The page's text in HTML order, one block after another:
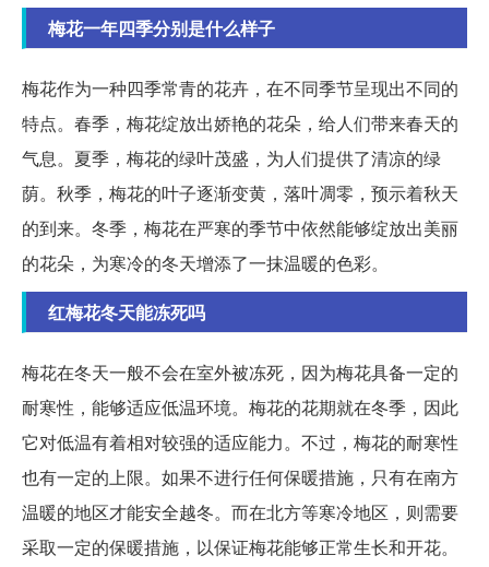
梅花一年四季分别是什么样子
梅花作为一种四季常青的花卉，在不同季节呈现出不同的
特点。春季，梅花绽放出娇艳的花朵，给人们带来春天的
气息。夏季，梅花的绿叶茂盛，为人们提供了清凉的绿
荫。秋季，梅花的叶子逐渐变黄，落叶凋零，预示着秋天
的到来。冬季，梅花在严寒的季节中依然能够绽放出美丽
的花朵，为寒冷的冬天增添了一抹温暖的色彩。
红梅花冬天能冻死吗
梅花在冬天一般不会在室外被冻死，因为梅花具备一定的
耐寒性，能够适应低温环境。梅花的花期就在冬季，因此
它对低温有着相对较强的适应能力。不过，梅花的耐寒性
也有一定的上限。如果不进行任何保暖措施，只有在南方
温暖的地区才能安全越冬。而在北方等寒冷地区，则需要
采取一定的保暖措施，以保证梅花能够正常生长和开花。